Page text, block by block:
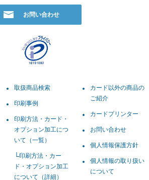
お問い合わせ
取扱商品検索
印刷事例
印刷方法・カード・
オプション加工につ
いて（一覧）
印刷方法・カー
ド・オプション加工
について（詳細）
カード以外の商品の
ご紹介
カードプリンター
お問い合わせ
個人情報保護方針
個人情報の取り扱い
について